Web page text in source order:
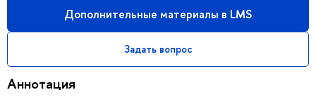
Дополнительные материалы в LMS
Задать вопрос
Аннотация